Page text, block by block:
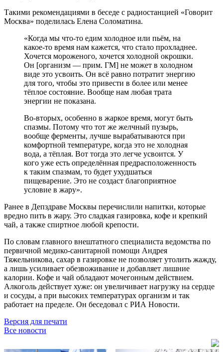
Такими рекомендациями в беседе с радиостанцией «Говорит
Москва» поделилась Елена Соломатина.
«Когда мы что-то едим холодное или пьём, на
какое-то время нам кажется, что стало прохладнее.
Хочется мороженого, хочется холодной окрошки.
Он [организм — прим. ГМ] не может в холодном
виде это усвоить. Он всё равно потратит энергию
для того, чтобы это привести в более или менее
тёплое состояние. Вообще нам любая трата
энергии не показана.
Во-вторых, особенно в жаркое время, могут быть
спазмы. Потому что тот же желчный пузырь,
вообще ферменты, лучше вырабатываются при
комфортной температуре, когда это не холодная
вода, а тёплая. Вот тогда это легче усвоится. У
кого уже есть определённая предрасположенность
к таким спазмам, то будет ухудшаться
пищеварение. Это не создаст благоприятное
условие в жару».
Ранее в Депздраве Москвы перечислили напитки, которые
вредно пить в жару. Это сладкая газировка, кофе и крепкий
чай, а также спиртное любой крепости.
По словам главного внештатного специалиста ведомства по
первичной медико-санитарной помощи Андрея
Тяжельникова, сахар в газировке не позволяет утолить жажду,
а лишь усиливает обезвоживание и добавляет лишние
калории. Кофе и чай обладают мочегонным действием.
Алкоголь действует хуже: он увеличивает нагрузку на сердце
и сосуды, а при высоких температурах организм и так
работает на пределе. Он беседовал с РИА Новости.
Версия для печати
Все новости